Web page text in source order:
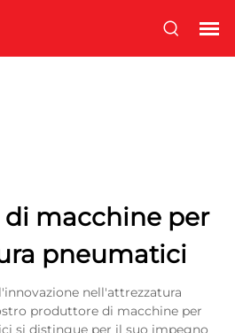
macchine per
pneumatici
nell'attrezzatura
produttore di macchine per
si distingue per il suo impegno